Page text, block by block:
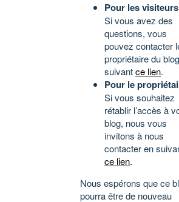
Pour les visiteurs
Si vous avez des
questions, vous
pouvez contacter
propriétaire du
suivantce lien.
Pour le
Si vous souhaitez
rétablir l’accès à
blog, nous vous
invitons à nous
contacter en
ce lien.
Nous espérons que ce
pourra être de nouveau